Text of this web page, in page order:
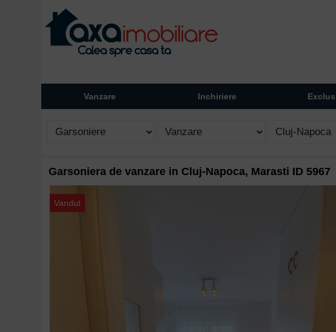
Vanzare Inchiriere
Garsoniera de vanzare in Cluj-Napoca, Marasti ID 5967
Vandut